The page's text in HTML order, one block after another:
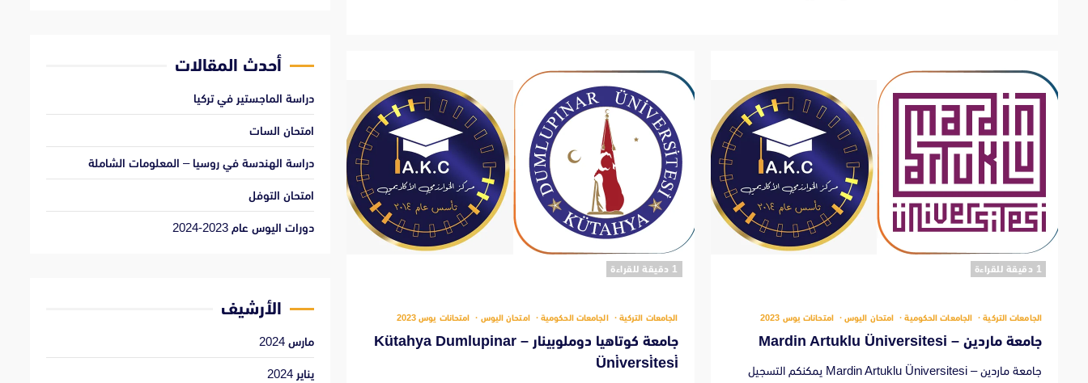
‫1 دقيقة للقراءة
الجامعات التركية الجامعات الحكومية امتحان اليوس امتحانات يوس 2023
جامعة ماردين – Mardin Artuklu Üniversitesi
جامعة ماردين – Mardin Artuklu Üniversitesi يمكنكم التسجيل
‫1 دقيقة للقراءة
الجامعات التركية الجامعات الحكومية امتحان اليوس امتحانات يوس 2023
جامعة كوتاهيا دوملوبينار – Kütahya Dumlupinar
Üni̇versi̇tesi̇
أحدث المقالات
دراسة الماجستير في تركيا
امتحان السات
دراسة الهندسة في روسيا – المعلومات الشاملة
امتحان التوفل
دورات اليوس عام 2023-2024
الأرشيف
مارس 2024
يناير 2024